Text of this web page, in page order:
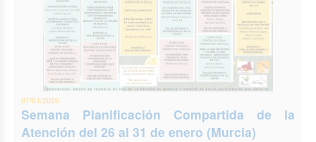
07/01/2026
Semana Planificación Compartida de la
Atención del 26 al 31 de enero (Murcia)